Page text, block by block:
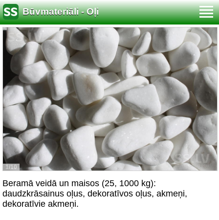
Būvmateriāli - Oļi
1/10
Beramā veidā un maisos (25, 1000 kg):
daudzkrāsainus oļus, dekoratīvos oļus, akmeņi,
dekoratīvie akmeņi.